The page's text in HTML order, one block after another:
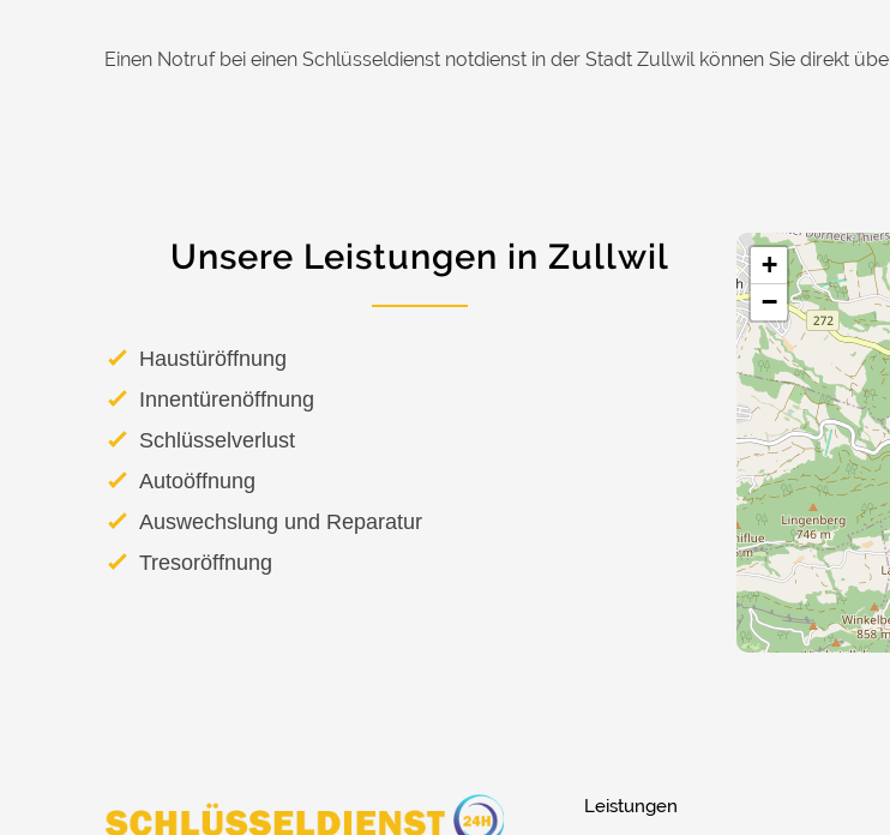
N
Einen Notruf bei einen Schlüsseldienst notdienst in der Stadt Zullwil können Sie direkt
Unsere Leistungen in Zullwil
Haustüröffnung
Innentürenöffnung
Schlüsselverlust
Autoöffnung
Auswechslung und Reparatur
Tresoröffnung
+
−
Leistungen